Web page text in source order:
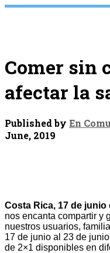
Comer sin
afectar la
Published by En
June, 2019
Costa Rica, 17 de junio
nos encanta compartir y
nuestros usuarios,
17 de junio al 23 de
de 2×1 disponibles en